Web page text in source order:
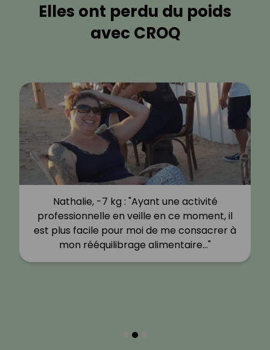
Elles ont perdu du poids
avec CROQ
Nathalie, -7 kg : "Ayant une activité
professionnelle en veille en ce moment, il
est plus facile pour moi de me consacrer à
mon rééquilibrage alimentaire…"